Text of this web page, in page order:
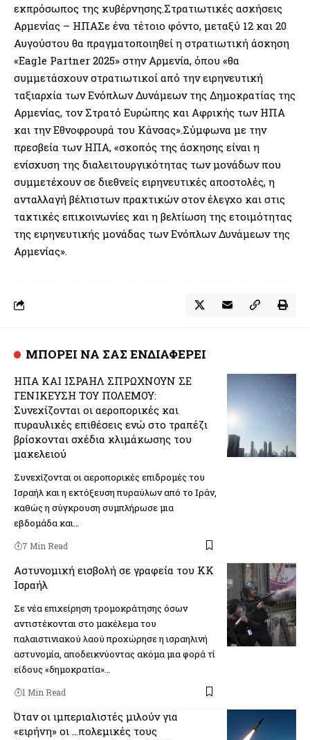
εκπρόσωπος της κυβέρνησης.Στρατιωτικές ασκήσεις
Αρμενίας – ΗΠΑΣε ένα τέτοιο φόντο, μεταξύ 12 και 20
Αυγούστου θα πραγματοποιηθεί η στρατιωτική άσκηση
«Eagle Partner 2025» στην Αρμενία, όπου «θα
συμμετάσχουν στρατιωτικοί από την ειρηνευτική
ταξιαρχία των Ενόπλων Δυνάμεων της Δημοκρατίας της
Αρμενίας, τον Στρατό Ευρώπης και Αφρικής των ΗΠΑ
και την Εθνοφρουρά του Κάνσας».Σύμφωνα με την
πρεσβεία των ΗΠΑ, «σκοπός της άσκησης είναι η
ενίσχυση της διαλειτουργικότητας των μονάδων που
συμμετέχουν σε διεθνείς ειρηνευτικές αποστολές, η
ανταλλαγή βέλτιστων πρακτικών στον έλεγχο και στις
τακτικές επικοινωνίες και η βελτίωση της ετοιμότητας
της ειρηνευτικής μονάδας των Ενόπλων Δυνάμεων της
Αρμενίας».
ΜΠΟΡΕΙ ΝΑ ΣΑΣ ΕΝΔΙΑΦΕΡΕΙ
ΗΠΑ ΚΑΙ ΙΣΡΑΗΛ ΣΠΡΩΧΝΟΥΝ ΣΕ
ΓΕΝΙΚΕΥΣΗ ΤΟΥ ΠΟΛΕΜΟΥ:
Συνεχίζονται οι αεροπορικές και
πυραυλικές επιθέσεις ενώ στο τραπέζι
βρίσκονται σχέδια κλιμάκωσης του
μακελειού
Συνεχίζονται οι αεροπορικές επιδρομές του
Ισραήλ και η εκτόξευση πυραύλων από το Ιράν,
καθώς η σύγκρουση συμπλήρωσε μια
εβδομάδα και…
7 Min Read
Αστυνομική εισβολή σε γραφεία του ΚΚ
Ισραήλ
Σε νέα επιχείρηση τρομοκράτησης όσων
αντιστέκονται στο μακέλεμα του
παλαιστινιακού λαού προχώρησε η ισραηλινή
αστυνομία, αποδεικνύοντας ακόμα μια φορά τί
είδους «δημοκρατία»…
1 Min Read
Όταν οι ιμπεριαλιστές μιλούν για
«ειρήνη» οι …πολεμικές τους